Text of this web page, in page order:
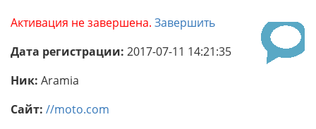
Активация не завершена. Завершить
Дата регистрации: 2017-07-11 14:21:35
Ник: Aramia
Сайт: //moto.com